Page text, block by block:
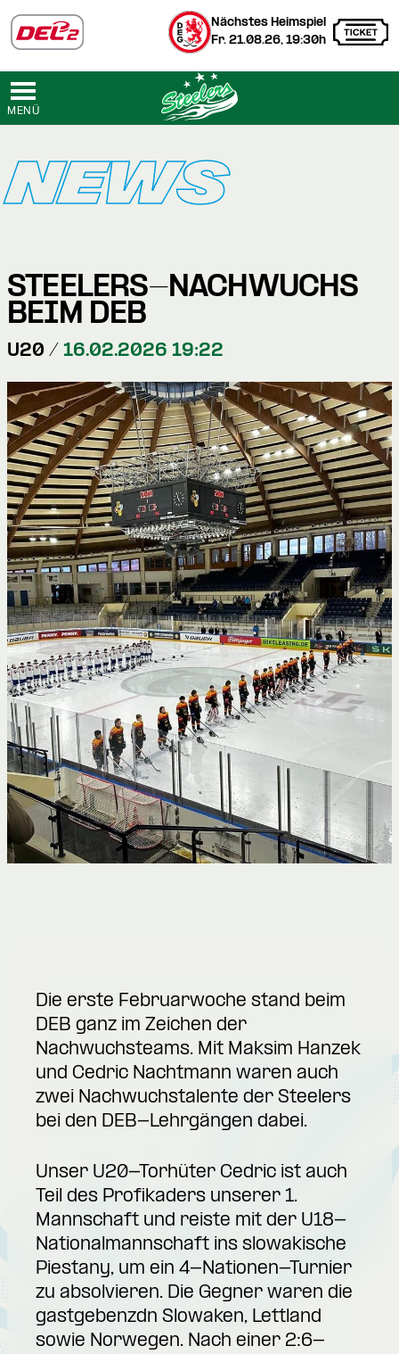
Nächstes Heimspiel
Fr. 21.08.26, 19:30h
MENÜ
NEWS
STEELERS-NACHWUCHS
BEIM DEB
U20 / 16.02.2026 19:22
Die erste Februarwoche stand beim
DEB ganz im Zeichen der
Nachwuchsteams. Mit Maksim Hanzek
und Cedric Nachtmann waren auch
zwei Nachwuchstalente der Steelers
bei den DEB-Lehrgängen dabei.
Unser U20-Torhüter Cedric ist auch
Teil des Profikaders unserer 1.
Mannschaft und reiste mit der U18-
Nationalmannschaft ins slowakische
Piestany, um ein 4-Nationen-Turnier
zu absolvieren. Die Gegner waren die
gastgebenzdn Slowaken, Lettland
sowie Norwegen. Nach einer 2:6-